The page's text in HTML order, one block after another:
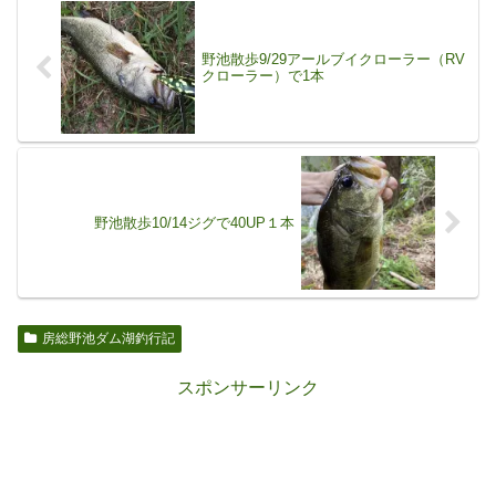
野池散歩9/29アールブイクローラー（RV
クローラー）で1本
野池散歩10/14ジグで40UP１本
房総野池ダム湖釣行記
スポンサーリンク